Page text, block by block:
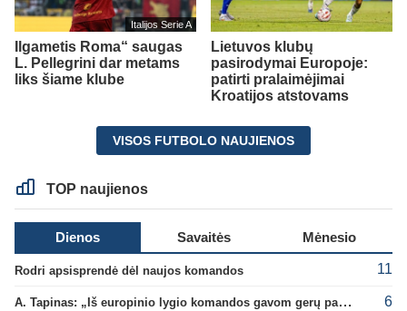
Italijos Serie A
Ilgametis Roma“ saugas
L. Pellegrini dar metams
liks šiame klube
Lietuvos klubų
pasirodymai Europoje:
patirti pralaimėjimai
Kroatijos atstovams
VISOS FUTBOLO NAUJIENOS
TOP naujienos
Dienos Savaitės Mėnesio
Rodri apsisprendė dėl naujos komandos 11
A. Tapinas: „Iš europinio lygio komandos gavom gerų pamokų“ 6